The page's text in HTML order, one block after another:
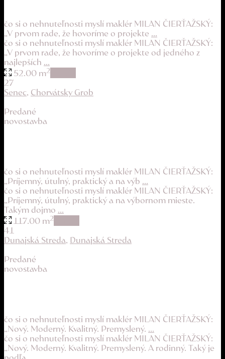
čo si o nehnuteľnosti myslí maklér MILAN ČIERŤAŽSKÝ:
„V prvom rade, že hovoríme o projekte
čo si o nehnuteľnosti myslí maklér MILAN ČIERŤAŽSKÝ:
„V prvom rade, že hovoríme o projekte od jedného z
najlepších
52.00 m2
27
Senec, Chorvátsky Grob
Predané
novostavba
čo si o nehnuteľnosti myslí maklér MILAN ČIERŤAŽSKÝ:
„Príjemný, útulný, praktický a na výb
čo si o nehnuteľnosti myslí maklér MILAN ČIERŤAŽSKÝ:
„Príjemný, útulný, praktický a na výbornom mieste.
Takým dojmo
117.00 m2
41
Dunajská Streda, Dunajská Streda
Predané
novostavba
čo si o nehnuteľnosti myslí maklér MILAN ČIERŤAŽSKÝ:
„Nový. Moderný. Kvalitný. Premyslený.
čo si o nehnuteľnosti myslí maklér MILAN ČIERŤAŽSKÝ:
„Nový. Moderný. Kvalitný. Premyslený. A rodinný. Taký je
podľa